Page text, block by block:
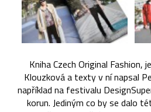
Kniha Czech Original Fashion,
Klouzková a texty v ní napsal
například na festivalu
korun. Jediným co by se dalo